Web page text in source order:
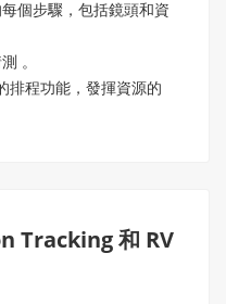
個步驟，包括鏡頭和資
。
排程功能，發揮資源的
Tracking 和 RV